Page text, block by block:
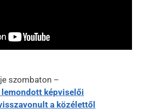
szombaton –
képviselői
a közélettől